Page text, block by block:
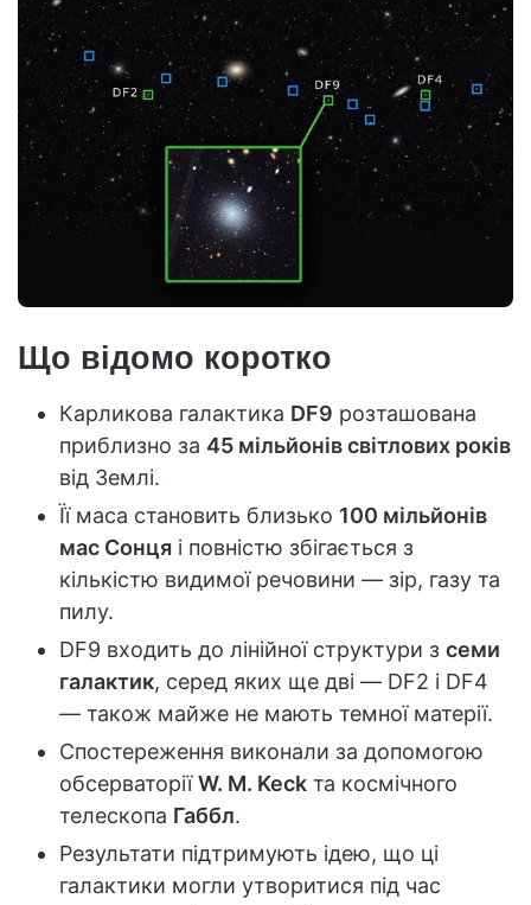
Що відомо коротко
Карликова галактика DF9 розташована
приблизно за 45 мільйонів світлових років
від Землі.
Її маса становить близько 100 мільйонів
мас Сонця і повністю збігається з
кількістю видимої речовини — зір, газу та
пилу.
DF9 входить до лінійної структури з семи
галактик, серед яких ще дві — DF2 і DF4
— також майже не мають темної матерії.
Спостереження виконали за допомогою
обсерваторіїW. M. Keck та космічного
телескопа Габбл.
Результати підтримують ідею, що ці
галактики могли утворитися під час